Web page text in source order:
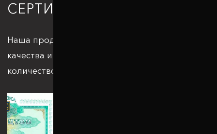
СЕРТИФИКАЦИЯ
Наша продукция отвечает всем стандартам
качества и подкрепляется большим
количеством патентов и сертификатов